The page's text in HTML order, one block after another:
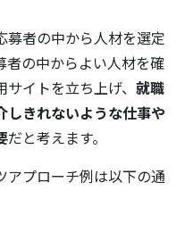
募者の中から人材を選定
者の中からよい人材を確
イトを立ち上げ、 就職
しきれないような仕事や
だと考えます。
アプローチ例は以下の通